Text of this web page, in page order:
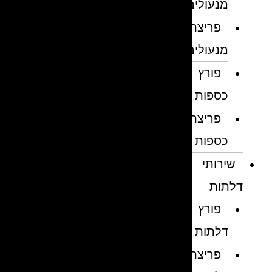
מנעולים
פריצת
מנעולים
פורץ
כספות
פריצת
כספות
שירותי
דלתות
פורץ
דלתות
פריצת